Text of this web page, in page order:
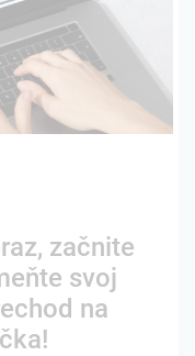
začnite
svoj
na